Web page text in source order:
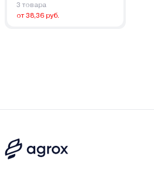
3 товара
от 38,36 руб.